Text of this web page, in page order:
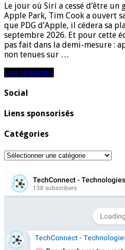
Le jour où Siri a cessé d’être un
Apple Park, Tim Cook a ouvert
que PDG d’Apple, il cédera sa
septembre 2026. Et pour cette
pas fait dans la demi-mesure :
non tenues sur …
Lire la suite »
Social
Liens sponsorisés
Catégories
Catégories